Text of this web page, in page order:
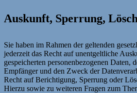
Auskunft, Sperrung,
Sie haben im Rahmen der geltenden
jederzeit das Recht auf unentgeltliche
gespeicherten personenbezogenen Daten,
Empfänger und den Zweck der
Recht auf Berichtigung, Sperrung oder
Hierzu sowie zu weiteren Fragen zum